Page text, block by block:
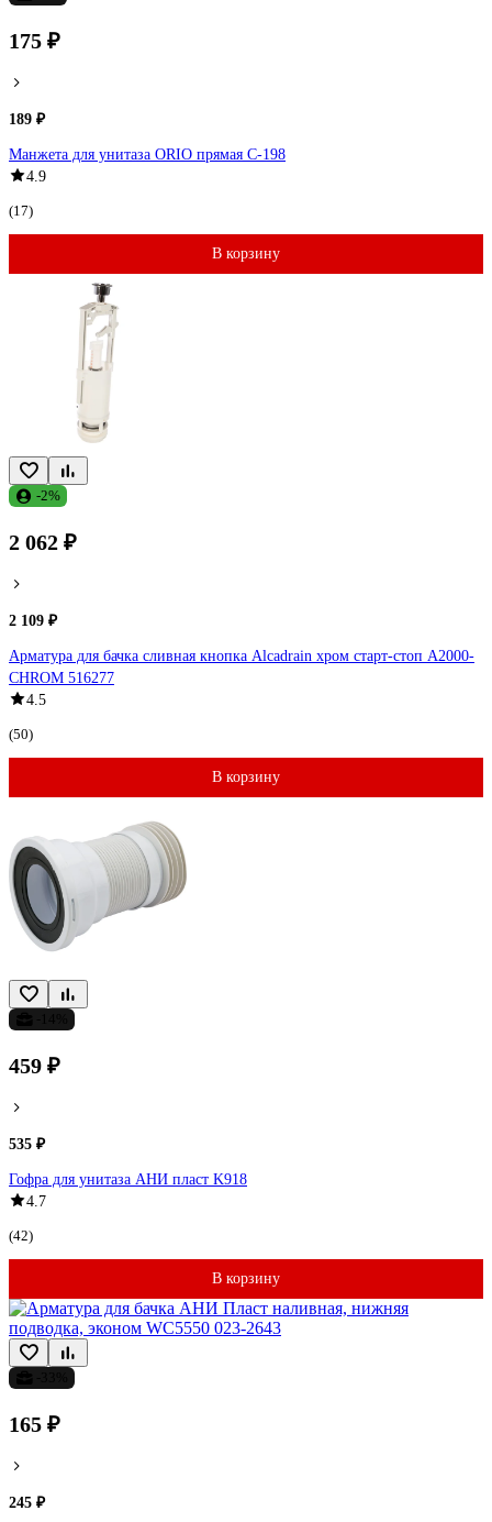
175 ₽
189 ₽
Манжета для унитаза ORIO прямая С-198
4.9
(17)
В корзину
-2%
2 062 ₽
2 109 ₽
Арматура для бачка сливная кнопка Alcadrain хром старт-стоп A2000-
CHROM 516277
4.5
(50)
В корзину
459 ₽
535 ₽
Гофра для унитаза АНИ пласт K918
4.7
(42)
В корзину
165 ₽
245 ₽